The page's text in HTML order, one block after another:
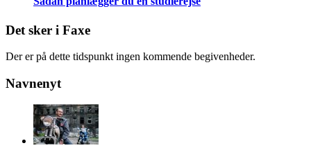
Det sker i Faxe
Der er på dette tidspunkt ingen kommende begivenheder.
Navnenyt